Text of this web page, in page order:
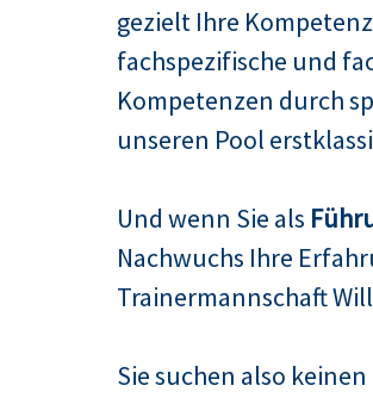
gezielt Ihre
fachspezifische und
Kompetenzen durch
unseren Pool
Und wenn Sie als
Nachwuchs Ihre
Trainermannschaft
Sie suchen also